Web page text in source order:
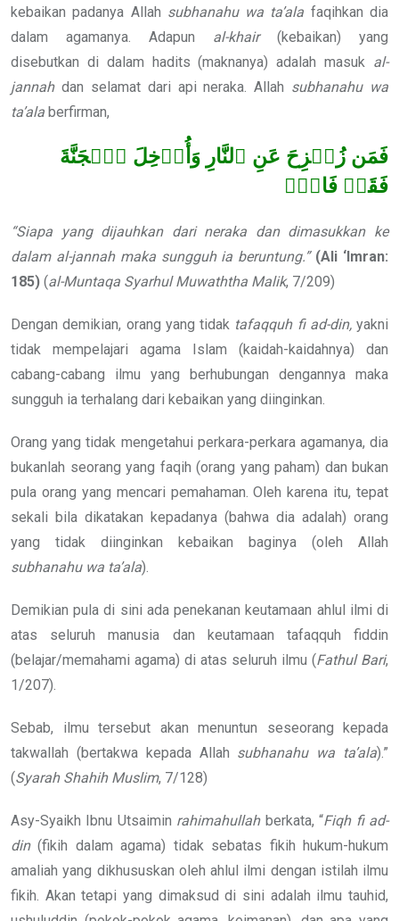
kebaikan padanya Allah subhanahu wa ta’ala faqihkan dia
dalam agamanya. Adapun al-khair (kebaikan) yang
disebutkan di dalam hadits (maknanya) adalah masuk al-
jannah dan selamat dari api neraka. Allah subhanahu wa
ta’ala berfirman,
فَمَن زُحۡزِحَ عَنِ ٱلنَّارِ وَأُدۡخِلَ ٱلۡجَنَّةَ
فَقَدۡ فَازَۗ
“Siapa yang dijauhkan dari neraka dan dimasukkan ke
dalam al-jannah maka sungguh ia beruntung.” (Ali ‘Imran:
185) (al-Muntaqa Syarhul Muwaththa Malik, 7/209)
Dengan demikian, orang yang tidak tafaqquh fi ad-din, yakni
tidak mempelajari agama Islam (kaidah-kaidahnya) dan
cabang-cabang ilmu yang berhubungan dengannya maka
sungguh ia terhalang dari kebaikan yang diinginkan.
Orang yang tidak mengetahui perkara-perkara agamanya, dia
bukanlah seorang yang faqih (orang yang paham) dan bukan
pula orang yang mencari pemahaman. Oleh karena itu, tepat
sekali bila dikatakan kepadanya (bahwa dia adalah) orang
yang tidak diinginkan kebaikan baginya (oleh Allah
subhanahu wa ta’ala).
Demikian pula di sini ada penekanan keutamaan ahlul ilmi di
atas seluruh manusia dan keutamaan tafaqquh fiddin
(belajar/memahami agama) di atas seluruh ilmu (Fathul Bari,
1/207).
Sebab, ilmu tersebut akan menuntun seseorang kepada
takwallah (bertakwa kepada Allah subhanahu wa ta’ala).”
(Syarah Shahih Muslim, 7/128)
Asy-Syaikh Ibnu Utsaimin rahimahullahberkata, “Fiqh fi ad-
din(fikih dalam agama) tidak sebatas fikih hukum-hukum
amaliah yang dikhususkan oleh ahlul ilmi dengan istilah ilmu
fikih. Akan tetapi yang dimaksud di sini adalah ilmu tauhid,